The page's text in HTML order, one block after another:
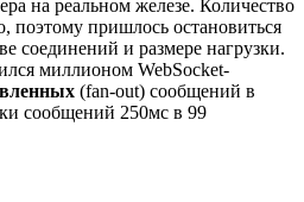
на реальном железе. Количество
поэтому пришлось остановиться
соединений и размере нагрузки.
миллионом WebSocket-
(fan-out) сообщений в
сообщений 250мс в 99